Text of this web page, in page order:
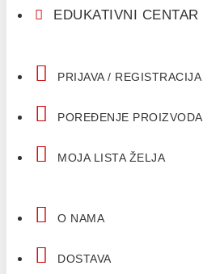
EDUKATIVNI CENTAR
PRIJAVA / REGISTRACIJA
POREĐENJE PROIZVODA
MOJA LISTA ŽELJA
O NAMA
DOSTAVA